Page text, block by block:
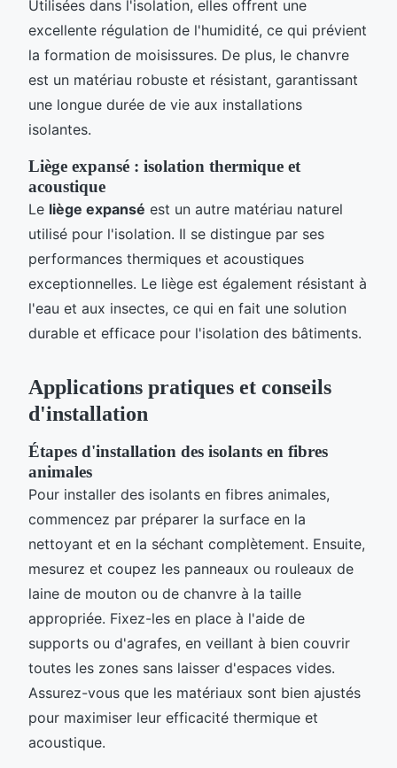
Utilisées dans l'isolation, elles offrent une
excellente régulation de l'humidité, ce qui prévient
la formation de moisissures. De plus, le chanvre
est un matériau robuste et résistant, garantissant
une longue durée de vie aux installations
isolantes.
Liège expansé : isolation thermique et
acoustique
Le liège expansé est un autre matériau naturel
utilisé pour l'isolation. Il se distingue par ses
performances thermiques et acoustiques
exceptionnelles. Le liège est également résistant à
l'eau et aux insectes, ce qui en fait une solution
durable et efficace pour l'isolation des bâtiments.
Applications pratiques et conseils
d'installation
Étapes d'installation des isolants en fibres
animales
Pour installer des isolants en fibres animales,
commencez par préparer la surface en la
nettoyant et en la séchant complètement. Ensuite,
mesurez et coupez les panneaux ou rouleaux de
laine de mouton ou de chanvre à la taille
appropriée. Fixez-les en place à l'aide de
supports ou d'agrafes, en veillant à bien couvrir
toutes les zones sans laisser d'espaces vides.
Assurez-vous que les matériaux sont bien ajustés
pour maximiser leur efficacité thermique et
acoustique.